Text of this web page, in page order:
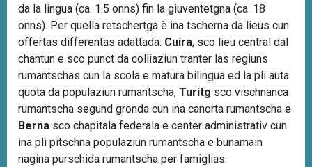
da la lingua (ca. 1.5 onns) fin la giuventetgna (ca. 18
onns). Per quella retschertga è ina tscherna da lieus cun
offertas differentas adattada: Cuira, sco lieu central dal
chantun e sco punct da colliaziun tranter las regiuns
rumantschas cun la scola e matura bilingua ed la pli auta
quota da populaziun rumantscha, Turitg sco vischnanca
rumantscha segund gronda cun ina canorta rumantscha e
Berna sco chapitala federala e center administrativ cun
ina pli pitschna populaziun rumantscha e bunamain
nagina purschida rumantscha per famiglias.